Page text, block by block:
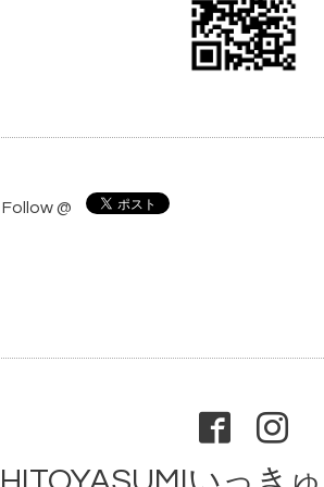
Follow @